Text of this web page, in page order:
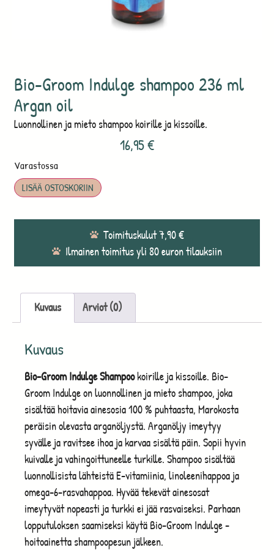
Bio-Groom Indulge shampoo 236 ml
Argan oil
Luonnollinen ja mieto shampoo koirille ja kissoille.
16,95€
Varastossa
LISÄÄ OSTOSKORIIN
Toimituskulut 7,90 €
Ilmainen toimitus yli 80 euron tilauksiin
Kuvaus Arviot (0)
Kuvaus
Bio-Groom Indulge Shampookoirille ja kissoille. Bio-
Groom Indulge on luonnollinen ja mieto shampoo, joka
sisältää hoitavia ainesosia 100 % puhtaasta, Marokosta
peräisin olevasta arganöljystä. Arganöljy imeytyy
syvälle ja ravitsee ihoa ja karvaa sisältä päin. Sopii hyvin
kuivalle ja vahingoittuneelle turkille. Shampoo sisältää
luonnollisista lähteistä E-vitamiinia, linoleenihappoa ja
omega-6-rasvahappoa. Hyvää tekevät ainesosat
imeytyvät nopeasti ja turkki ei jää rasvaiseksi. Parhaan
lopputuloksen saamiseksi käytä Bio-Groom Indulge -
hoitoainetta shampoopesun jälkeen.